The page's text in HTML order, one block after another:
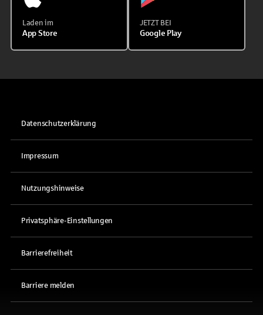
Laden im
App Store
JETZT BEI
Google Play
Datenschutzerklärung
Impressum
Nutzungshinweise
Privatsphäre-Einstellungen
Barrierefreiheit
Barriere melden